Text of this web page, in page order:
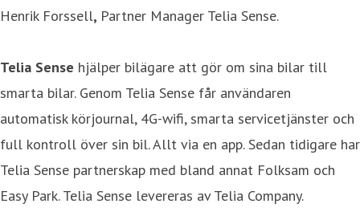
Henrik Forssell, Partner Manager Telia Sense.
Telia Sense hjälper bilägare att gör om sina bilar till
smarta bilar. Genom Telia Sense får användaren
automatisk körjournal, 4G-wifi, smarta servicetjänster och
full kontroll över sin bil. Allt via en app. Sedan tidigare har
Telia Sense partnerskap med bland annat Folksam och
Easy Park. Telia Sense levereras av Telia Company.